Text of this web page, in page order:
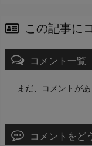
この記事に
コメント一覧
まだ、コメントが
コメントをど